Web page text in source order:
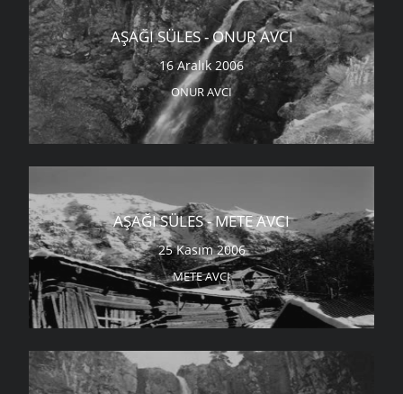
AŞAĞI SÜLES - ONUR AVCI
16 Aralık 2006
ONUR AVCI
AŞAĞI SÜLES - METE AVCI
25 Kasım 2006
METE AVCI